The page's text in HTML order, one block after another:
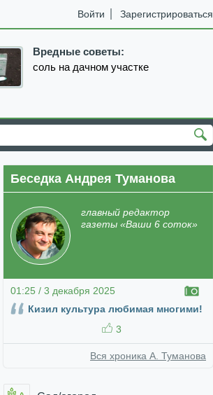
Войти Зарегистрироваться
Вредные советы:
соль на дачном участке
декабрь январь февраль
Беседка Андрея Туманова
главный редактор
газеты «Ваши 6 соток»
01:25 / 3 декабря 2025
Кизил культура любимая многими!
3
Вся хроника А. Туманова